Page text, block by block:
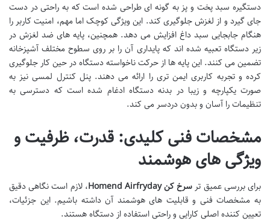
دستگیره سبد پخت و پز به گونه ای طراحی شده است که به راحتی در دست
جای گیرد و از لغزش جلوگیری کند. این ویژگی کوچک اما مهم، امنیت کاربر را
هنگام جابجایی سبد داغ افزایش می دهد. همچنین، پایه های ضد لغزش در
زیر دستگاه تعبیه شده اند که پایداری آن را بر روی سطوح مختلف آشپزخانه
تضمین می کنند. این پایه ها از حرکت ناخواسته دستگاه در حین کار جلوگیری
کرده و تجربه کاربری ایمن تری را ارائه می دهند. پنل کنترل لمسی نیز به
صورت یکپارچه و زیبا در بدنه دستگاه ادغام شده است که دسترسی به
تنظیمات را آسان و بدون دردسر می کند.
مشخصات فنی کلیدی: قدرت، ظرفیت و
ویژگی های هوشمند
برای بررسی عمیق تر سرخ کن Homend Airfryday
، لازم است نگاهی دقیق
به مشخصات فنی و قابلیت های هوشمند آن داشته باشیم. این جزئیات،
تعیین کننده اصلی کارایی و راحتی استفاده از دستگاه هستند.